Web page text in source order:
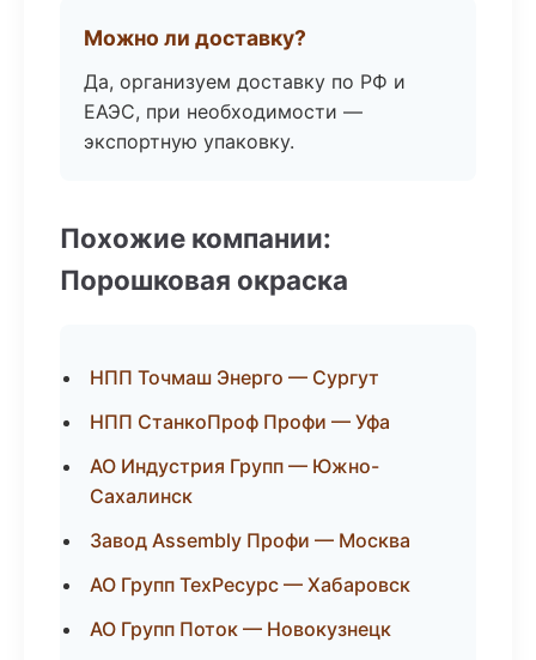
Можно ли доставку?
Да, организуем доставку по РФ и
ЕАЭС, при необходимости —
экспортную упаковку.
Похожие компании:
Порошковая окраска
НПП Точмаш Энерго — Сургут
НПП СтанкоПроф Профи — Уфа
АО Индустрия Групп — Южно-
Сахалинск
Завод Assembly Профи — Москва
АО Групп ТехРесурс — Хабаровск
АО Групп Поток — Новокузнецк